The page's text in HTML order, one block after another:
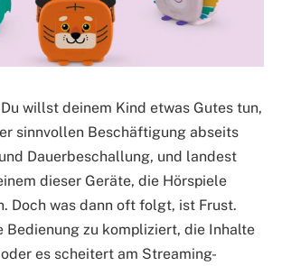
willst deinem Kind etwas Gutes tun,
sinnvollen Beschäftigung abseits
Dauerbeschallung, und landest
dieser Geräte, die Hörspiele
Doch was dann oft folgt, ist Frust.
Bedienung zu kompliziert, die Inhalte
es scheitert am Streaming-